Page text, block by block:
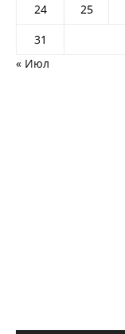
24
25
31
« Июл